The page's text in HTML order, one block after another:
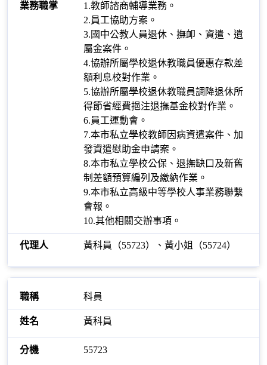
1.教師諮商輔導業務。
2.員工協助方案。
3.國中公教人員退休、撫卹、資遣、遺
屬金案件。
4.協辦所屬學校退休教職員優惠存款差
額利息校對作業。
5.協辦所屬學校退休教職員調降退休所
得節省經費挹注退撫基金校對作業。
6.員工運動會。
7.本市私立學校教師因病資遣案件、加
發資遣慰助金申請案。
8.本市私立學校公保、退撫缺口及新舊
制差額預算編列及繳納作業。
9.本市私立高級中等學校人事業務聯繫
會報。
10.其他相關交辦事項。
黃科員（55723）、黃小姐（55724）
科員
黃科員
55723